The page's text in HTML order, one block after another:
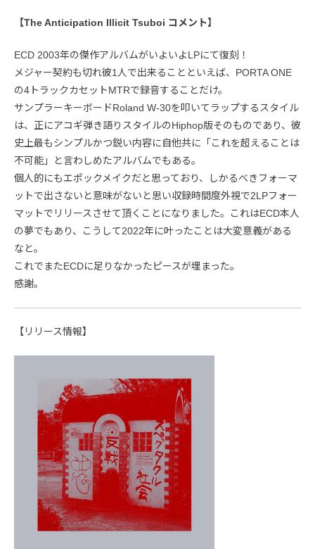
【The Anticipation Illicit Tsuboi コメント】
ECD 2003年の傑作アルバムがいよいよLPにて復刻！
メジャー契約も切れ彼1人で出来ることといえば、PORTA ONE
の4トラックカセットMTRで録音することだけ。
サンプラーキーボードRoland W-30を叩いてラップするスタイル
は、正にアコギ弾き語りスタイルのHiphop版そのものであり、彼
史上最もシンプルかつ鋭い内容に自他共に「これを超えることは
不可能」と言わしめたアルバムでもある。
個人的にもエポックメイクだと思っており、しかるべきフォーマ
ットで出さないと意味がないと思い収録時間度外視で2LPフォー
マットでリリースさせて頂くことになりました。これはECD本人
の夢でもあり、こうして2022年に叶ったことは大変意義がある
なと。
これでまたECDに足りなかったピースが埋まった。
感謝。
【リリース情報】